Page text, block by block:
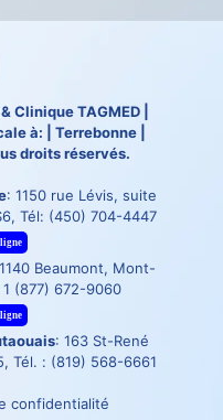
& Clinique TAGMED
à: | Terrebonne |
droits réservés.
: 1150 rue Lévis, suite
Tél: (450) 704-4447
ligne
Beaumont, Mont-
1 (877) 672-9060
ligne
: 163 St-René
Tél. : (819) 568-6661
confidentialité